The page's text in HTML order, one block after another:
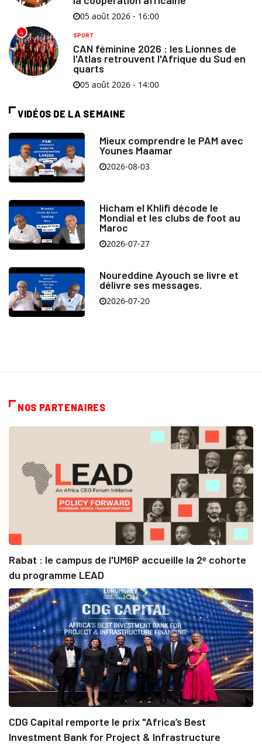
05 août 2026 - 16:00
4 SPORT
CAN féminine 2026 : les Lionnes de
l'Atlas retrouvent l'Afrique du Sud en
quarts
05 août 2026 - 14:00
VIDÉOS DE LA SEMAINE
Mieux comprendre le PAM avec
Younes Maamar
2026-08-03
Hicham el Khlifi décode le
Mondial et les clubs de foot au
Maroc
2026-07-27
Noureddine Ayouch se livre et
délivre ses messages.
2026-07-20
NOS PARTENAIRES
Rabat : le campus de l'UM6P accueille la 2ᵉ cohorte
du programme LEAD
CDG Capital remporte le prix "Africa’s Best
Investment Bank for Project & Infrastructure